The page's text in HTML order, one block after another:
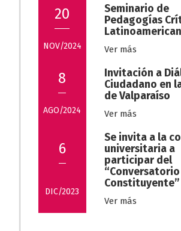
20
NOV/2024
Seminario de
Pedagogías
Ver más
8
AGO/2024
Invitación a
Ciudadano en
de Valparaíso
Ver más
6
DIC/2023
Se invita a la
universitaria a
participar del
“Conversatorio
Constituyente”
Ver más